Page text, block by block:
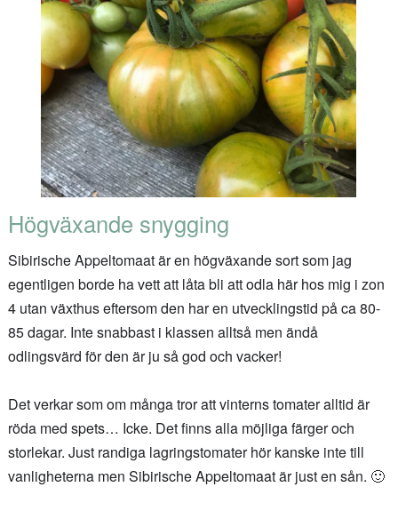
Högväxande snygging
Sibirische Appeltomaat är en högväxande sort som jag
egentligen borde ha vett att låta bli att odla här hos mig i zon
4 utan växthus eftersom den har en utvecklingstid på ca 80-
85 dagar. Inte snabbast i klassen alltså men ändå
odlingsvärd för den är ju så god och vacker!
Det verkar som om många tror att vinterns tomater alltid är
röda med spets… Icke. Det finns alla möjliga färger och
storlekar. Just randiga lagringstomater hör kanske inte till
vanligheterna men Sibirische Appeltomaat är just en sån. 🙂